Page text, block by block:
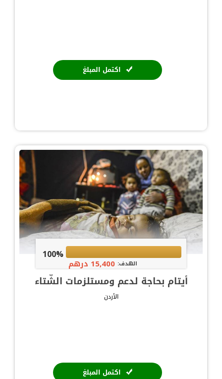
اكتمل المبلغ
100%
الهدف: 15,400 درهم
أيتام بحاجة لدعم ومستلزمات الشّتاء
الأردن
اكتمل المبلغ